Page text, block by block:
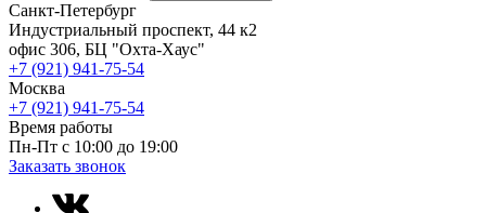
Санкт-Петербург
Индустриальный проспект, 44 к2
офис 306, БЦ "Охта-Хаус"
+7 (921) 941-75-54
Москва
+7 (921) 941-75-54
Время работы
Пн-Пт с 10:00 до 19:00
Заказать звонок